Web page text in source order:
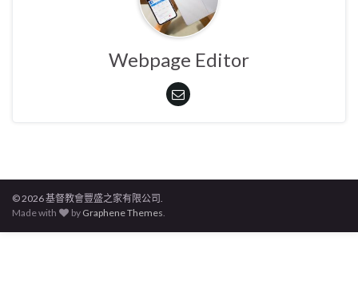
Webpage Editor
© 2026 基督教會豐盛之家有限公司.
Made with
by Graphene Themes.